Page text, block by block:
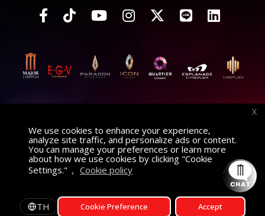
We use cookies to enhance your experience,
analyze site traffic, and personalize ads or content.
You can manage your preferences or learn more
about how we use cookies by clicking "Cookie
Settings." , Cookie policy
TH Cookie Preference Accept
X
ค้นหาภาพยนตร์ AT เลือกโรงภาพยนตร์